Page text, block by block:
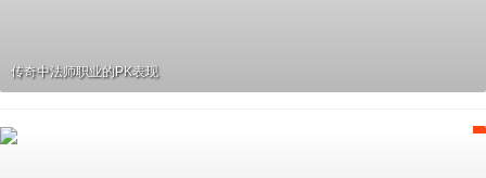
传奇中法师职业的PK表现